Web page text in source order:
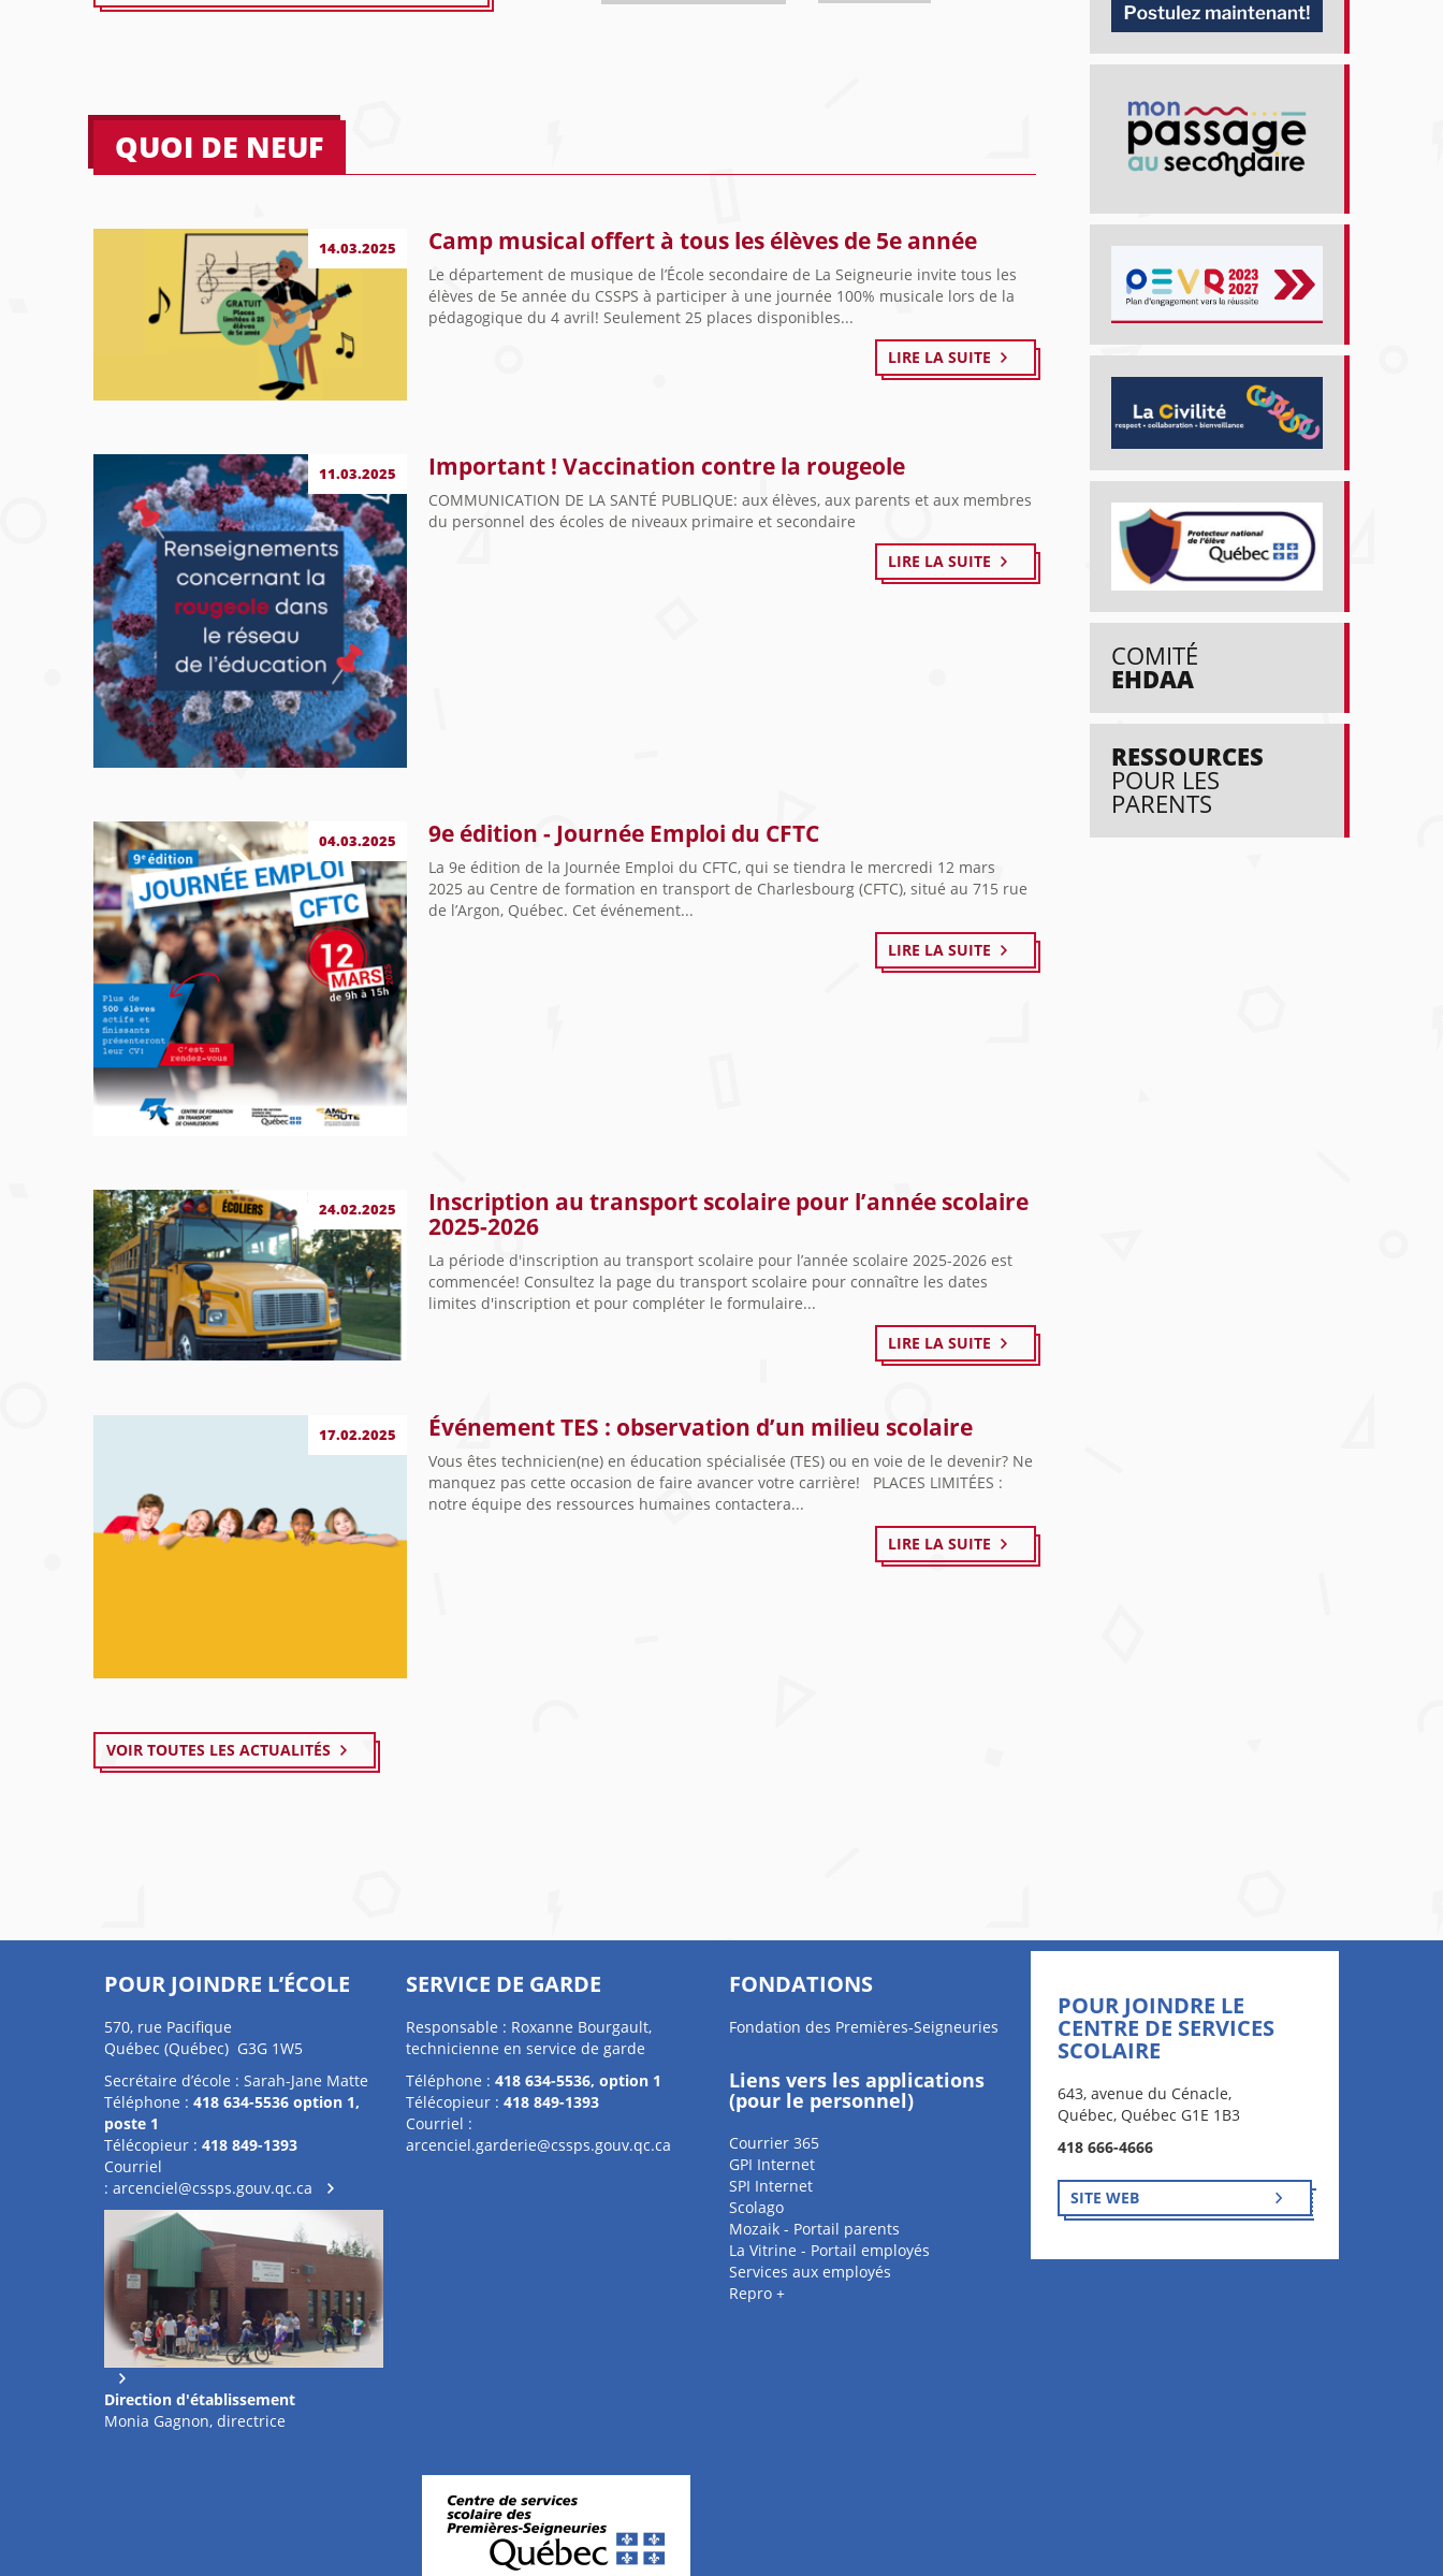
COMITÉ
EHDAA
RESSOURCES
POUR LES
PARENTS
QUOI DE NEUF
14.03.2025 Camp musical offert à tous les élèves de 5e année
Le département de musique de l’École secondaire de La Seigneurie invite tous les
élèves de 5e année du CSSPS à participer à une journée 100% musicale lors de la
pédagogique du 4 avril! Seulement 25 places disponibles...
LIRE LA SUITE
11.03.2025 Important ! Vaccination contre la rougeole
COMMUNICATION DE LA SANTÉ PUBLIQUE: aux élèves, aux parents et aux membres
du personnel des écoles de niveaux primaire et secondaire
LIRE LA SUITE
04.03.2025 9e édition - Journée Emploi du CFTC
La 9e édition de la Journée Emploi du CFTC, qui se tiendra le mercredi 12 mars
2025 au Centre de formation en transport de Charlesbourg (CFTC), situé au 715 rue
de l’Argon, Québec. Cet événement...
LIRE LA SUITE
24.02.2025
Inscription au transport scolaire pour l’année scolaire
2025-2026
La période d'inscription au transport scolaire pour l’année scolaire 2025-2026 est
commencée! Consultez la page du transport scolaire pour connaître les dates
limites d'inscription et pour compléter le formulaire...
LIRE LA SUITE
17.02.2025 Événement TES : observation d’un milieu scolaire
Vous êtes technicien(ne) en éducation spécialisée (TES) ou en voie de le devenir? Ne
manquez pas cette occasion de faire avancer votre carrière! PLACES LIMITÉES :
notre équipe des ressources humaines contactera...
LIRE LA SUITE
VOIR TOUTES LES ACTUALITÉS
POUR JOINDRE L’ÉCOLE
570, rue Pacifique
Québec (Québec) G3G 1W5
Secrétaire d’école : Sarah-Jane Matte
Téléphone : 418 634-5536 option 1,
poste 1
Télécopieur : 418 849-1393
Courriel
: arcenciel@cssps.gouv.qc.ca
Direction d'établissement
Monia Gagnon, directrice
SERVICE DE GARDE
Responsable : Roxanne Bourgault,
technicienne en service de garde
Téléphone : 418 634-5536, option 1
Télécopieur : 418 849-1393
Courriel :
arcenciel.garderie@cssps.gouv.qc.ca
FONDATIONS
Fondation des Premières-Seigneuries
Liens vers les applications
(pour le personnel)
Courrier 365
GPI Internet
SPI Internet
Scolago
Mozaik - Portail parents
La Vitrine - Portail employés
Services aux employés
Repro +
POUR JOINDRE LE
CENTRE DE SERVICES
SCOLAIRE
643, avenue du Cénacle,
Québec, Québec G1E 1B3
418 666-4666
SITE WEB